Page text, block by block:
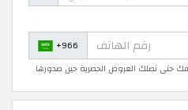
+966
حتى تصلك العروض الحصرية حين صدورها